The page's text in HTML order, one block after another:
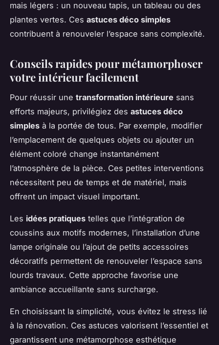
mais légers : un nouveau tapis, un tableau ou des
plantes vertes. Ces astuces déco simples
contribuent à renouveler l’espace sans complexité.
Conseils rapides pour métamorphoser
votre intérieur facilement
Pour réussir une transformation intérieure sans
efforts majeurs, privilégiez des astuces déco
simples à la portée de tous. Par exemple, modifier
l’emplacement de quelques objets ou ajouter un
élément coloré change instantanément
l’atmosphère de la pièce. Ces petites interventions
nécessitent peu de temps et de matériel, mais
offrent un impact visuel important.
Les idées pratiques telles que l’intégration de
coussins aux motifs modernes, l’installation d’une
lampe originale ou l’ajout de petits accessoires
décoratifs permettent de renouveler l’espace sans
lourds travaux. Cette approche favorise une
ambiance accueillante sans surcharge.
En choisissant la simplicité, vous évitez le stress lié
à la rénovation. Ces astuces valorisent l’essentiel et
garantissent une métamorphose esthétique